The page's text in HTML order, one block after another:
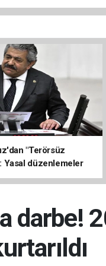
"Terörsüz
Yasal düzenlemeler
darbe!